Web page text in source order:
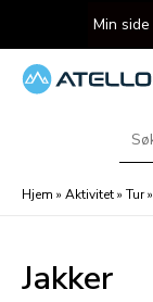
til
innholdet
Min side
Søk
Hjem » Aktivitet» Tur»
Jakker